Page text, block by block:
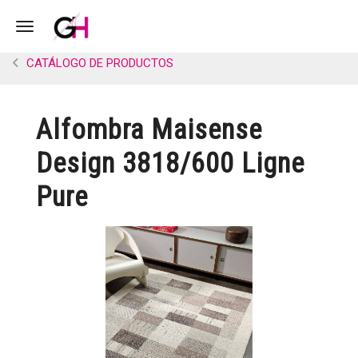
Toggle navigation
CATÁLOGO DE PRODUCTOS
Alfombra Maisense
Design 3818/600 Ligne
Pure